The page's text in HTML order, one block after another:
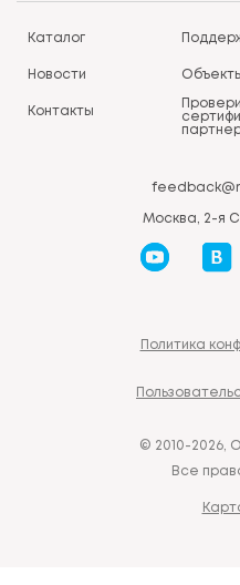
Каталог
Новости
Контакты
Москва, 2-я
Политика
© 2010-2026,
Все